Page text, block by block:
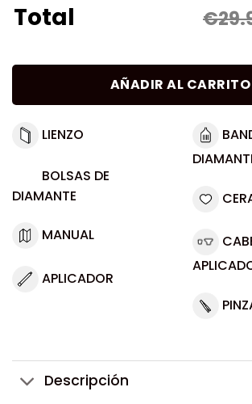
Total
AÑADIR AL CARRITO
LIENZO
BOLSAS DE
DIAMANTE
MANUAL
APLICADOR
Descripción